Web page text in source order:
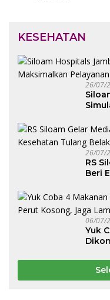
KESEHATAN
26/07/
26/07/
RS
Beri
06/07/
Yuk